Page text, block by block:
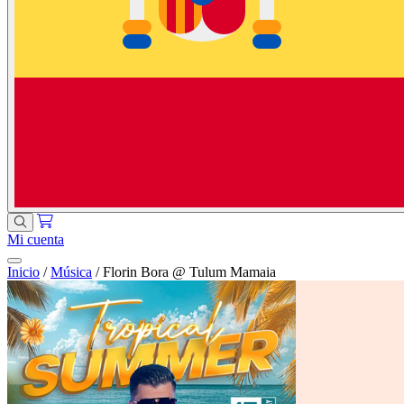
Mi cuenta
Inicio / Música / Florin Bora @ Tulum Mamaia